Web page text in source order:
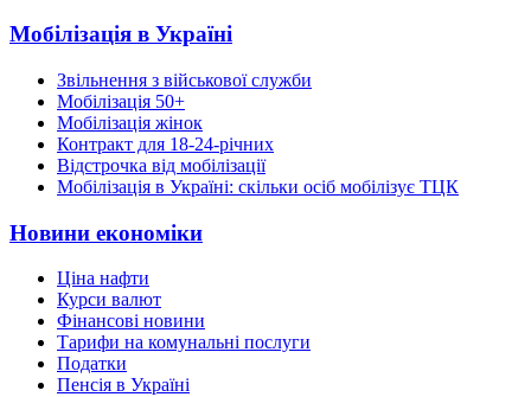
Мобілізація в Україні
Звільнення з військової служби
Мобілізація 50+
Мобілізація жінок
Контракт для 18-24-річних
Відстрочка від мобілізації
Мобілізація в Україні: скільки осіб мобілізує ТЦК
Новини економіки
Ціна нафти
Курси валют
Фінансові новини
Тарифи на комунальні послуги
Податки
Пенсія в Україні